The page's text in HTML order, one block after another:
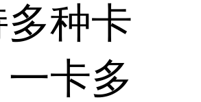
种卡
卡多